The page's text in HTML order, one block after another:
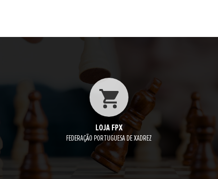
LOJA FPX
FEDERAÇÃO PORTUGUESA DE XADREZ